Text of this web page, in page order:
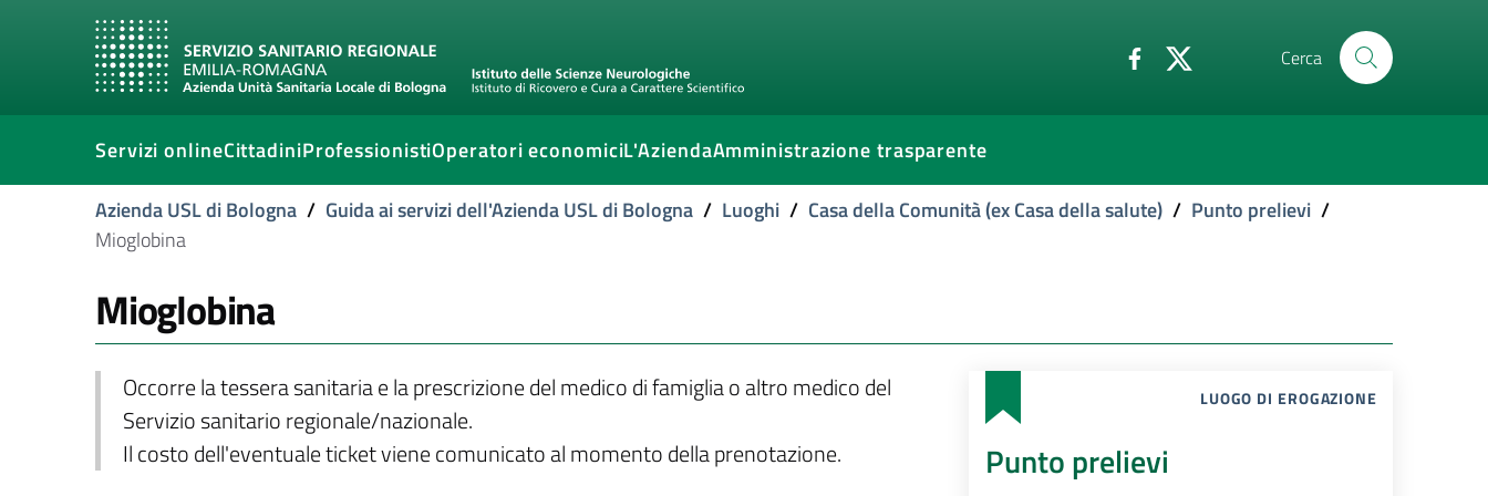
Cerca
Servizi onlineCittadiniProfessionistiOperatori economiciL'AziendaAmministrazione trasparente
Azienda USL di Bologna / Guida ai servizi dell'Azienda USL di Bologna / Luoghi / Casa della Comunità (ex Casa della salute) / Punto prelievi /
Mioglobina
Mioglobina
Occorre la tessera sanitaria e la prescrizione del medico di famiglia o altro medico del
Servizio sanitario regionale/nazionale.
Il costo dell'eventuale ticket viene comunicato al momento della prenotazione.
LUOGO DI EROGAZIONE
Punto prelievi